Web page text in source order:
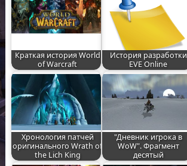
Краткая история World
of Warcraft
История разработки
EVE Online
Хронология патчей
оригинального Wrath of
the Lich King
"Дневник игрока в
WoW". Фрагмент
десятый